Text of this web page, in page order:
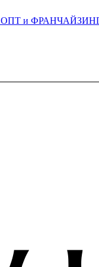
ОПТ и